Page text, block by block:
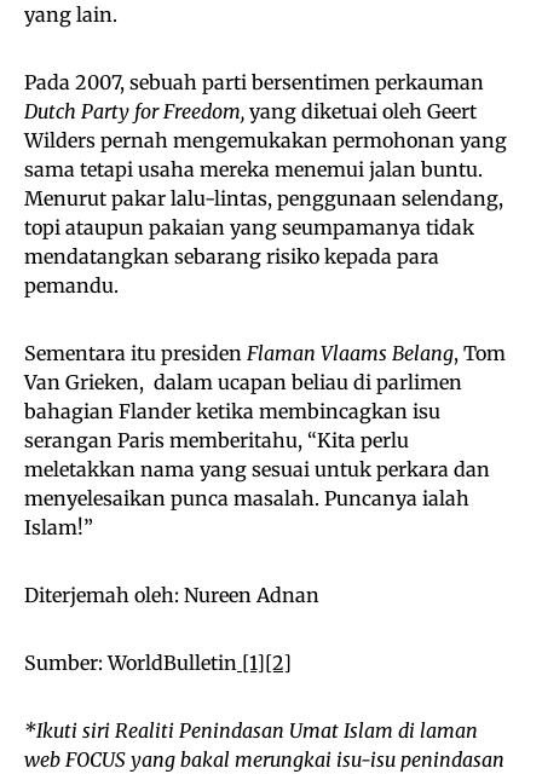
yang lain.
Pada 2007, sebuah parti bersentimen perkauman
Dutch Party for Freedom, yang diketuai oleh Geert
Wilders pernah mengemukakan permohonan yang
sama tetapi usaha mereka menemui jalan buntu.
Menurut pakar lalu-lintas, penggunaan selendang,
topi ataupun pakaian yang seumpamanya tidak
mendatangkan sebarang risiko kepada para
pemandu.
Sementara itu presiden Flaman Vlaams Belang, Tom
Van Grieken, dalam ucapan beliau di parlimen
bahagian Flander ketika membincagkan isu
serangan Paris memberitahu, “Kita perlu
meletakkan nama yang sesuai untuk perkara dan
menyelesaikan punca masalah. Puncanya ialah
Islam!”
Diterjemah oleh: Nureen Adnan
Sumber: WorldBulletin [1][2]
*Ikuti siri Realiti Penindasan Umat Islam di laman
web FOCUS yang bakal merungkai isu-isu penindasan